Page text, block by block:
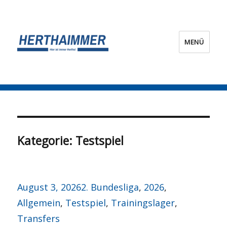
MENÜ
Kategorie: Testspiel
Veröffentlicht
am
August 3, 2026Kategorien
2. Bundesliga, 2026,
Allgemein, Testspiel, Trainingslager,
Transfers